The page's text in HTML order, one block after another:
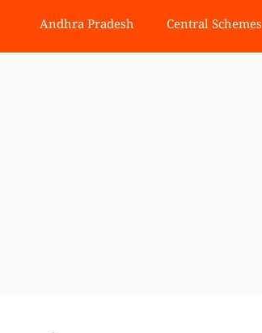
Andhra Pradesh Central Schemes